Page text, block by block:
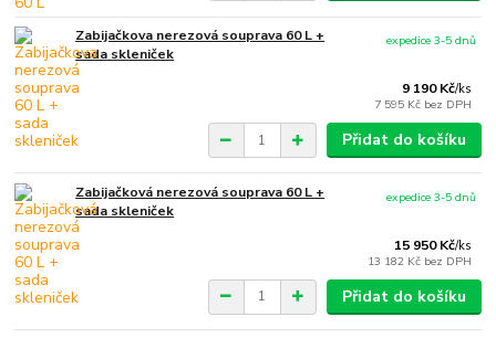
Zabijačkova nerezová souprava 60 L +
sada skleniček
9 190 Kč/ks
7 595 Kč bez DPH
expedice 3-5 dnů
Přidat do košíku
Zabijačková nerezová souprava 60 L +
sada skleniček
15 950 Kč/ks
13 182 Kč bez DPH
expedice 3-5 dnů
Přidat do košíku